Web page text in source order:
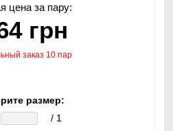
цена за пару:
грн
заказ 10 пар
размер:
/ 1